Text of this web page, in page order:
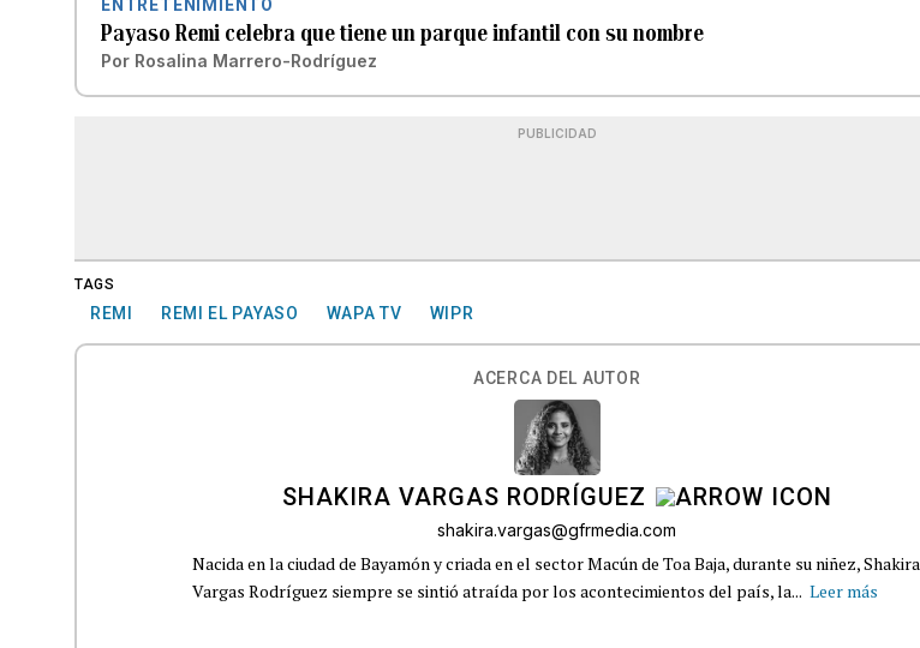
ENTRETENIMIENTO
Payaso Remi celebra que tiene un parque infantil con su nombre
Por Rosalina Marrero-Rodríguez
PUBLICIDAD
TAGS
REMI REMI EL PAYASO WAPA TV WIPR
ACERCA DEL AUTOR
SHAKIRA VARGAS RODRÍGUEZ
shakira.vargas@gfrmedia.com
Nacida en la ciudad de Bayamón y criada en el sector Macún de Toa Baja, durante su niñez, Shakira
Vargas Rodríguez siempre se sintió atraída por los acontecimientos del país, la... Leer más